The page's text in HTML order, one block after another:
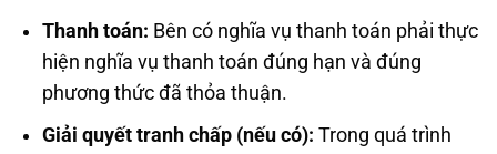
Thanh toán: Bên có nghĩa vụ thanh toán phải thực
hiện nghĩa vụ thanh toán đúng hạn và đúng
phương thức đã thỏa thuận.
Giải quyết tranh chấp (nếu có): Trong quá trình